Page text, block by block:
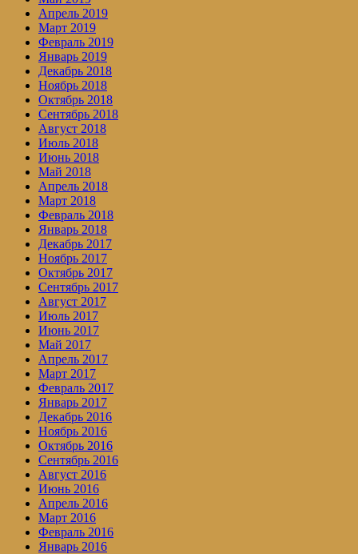
Апрель 2019
Март 2019
Февраль 2019
Январь 2019
Декабрь 2018
Ноябрь 2018
Октябрь 2018
Сентябрь 2018
Август 2018
Июль 2018
Июнь 2018
Май 2018
Апрель 2018
Март 2018
Февраль 2018
Январь 2018
Декабрь 2017
Ноябрь 2017
Октябрь 2017
Сентябрь 2017
Август 2017
Июль 2017
Июнь 2017
Май 2017
Апрель 2017
Март 2017
Февраль 2017
Январь 2017
Декабрь 2016
Ноябрь 2016
Октябрь 2016
Сентябрь 2016
Август 2016
Июнь 2016
Апрель 2016
Март 2016
Февраль 2016
Январь 2016